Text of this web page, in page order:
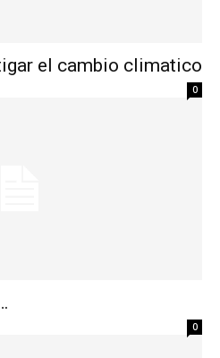
el cambio climatico
0
0